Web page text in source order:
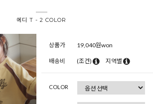
에디 T - 2 COLOR
상품가 19,040원won
배송비 (조건) 지역별
COLOR